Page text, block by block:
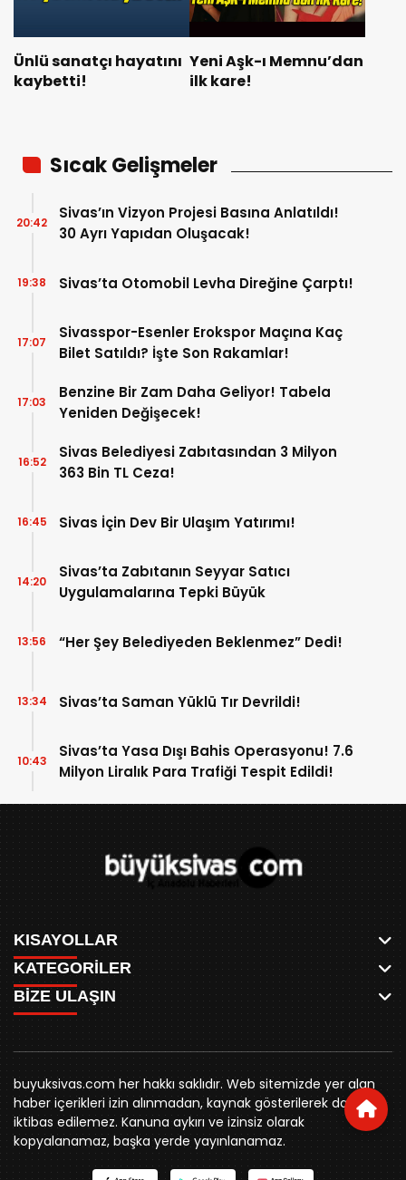
Ünlü sanatçı hayatını
kaybetti!
Yeni Aşk-ı Memnu’dan
ilk kare!
Sıcak Gelişmeler
Sivas’ın Vizyon Projesi Basına Anlatıldı!
30 Ayrı Yapıdan Oluşacak!
20:42
Sivas’ta Otomobil Levha Direğine Çarptı!
19:38
Sivasspor-Esenler Erokspor Maçına Kaç
Bilet Satıldı? İşte Son Rakamlar!
17:07
Benzine Bir Zam Daha Geliyor! Tabela
Yeniden Değişecek!
17:03
Sivas Belediyesi Zabıtasından 3 Milyon
363 Bin TL Ceza!
16:52
Sivas İçin Dev Bir Ulaşım Yatırımı!
16:45
Sivas’ta Zabıtanın Seyyar Satıcı
Uygulamalarına Tepki Büyük
14:20
“Her Şey Belediyeden Beklenmez” Dedi!
13:56
Sivas’ta Saman Yüklü Tır Devrildi!
13:34
Sivas’ta Yasa Dışı Bahis Operasyonu! 7.6
Milyon Liralık Para Trafiği Tespit Edildi!
10:43
KISAYOLLAR
ANASAYFA
AKSU CANLI
MEYDAN CANLI
MEDRESELER CANLI
MERAKÜM CANLI
YUKARI TEKKE CANLI
KURUMSAL KİMLİK
REKLAM FİYATLARI
BİZE ULAŞIN
KÜNYE
KATEGORİLER
WHATSAPP
SPOR
SİYASET
BELEDİYE
SİVAS VALİLİĞİ
ÜNİVERSİTE
KURUMLAR
STK
YORUM
BİZE ULAŞIN
0346 221 00 60
buyuksivashaber@gmail.com
Örtülüpınar Mah. İnönü Bulvarı Özkahya Apt. Kat:3 D:7
Sivas
buyuksivas.com her hakkı saklıdır. Web sitemizde yer alan
haber içerikleri izin alınmadan, kaynak gösterilerek dahi
iktibas edilemez. Kanuna aykırı ve izinsiz olarak
kopyalanamaz, başka yerde yayınlanamaz.